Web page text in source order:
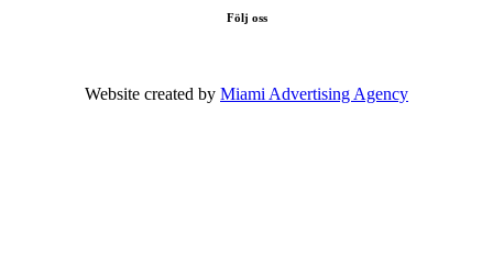
Följ oss
Website created by Miami Advertising Agency